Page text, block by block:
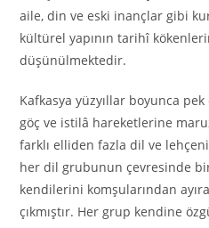
aile, din ve eski inançlar gibi
kültürel yapının tarihî
düşünülmektedir.
Kafkasya yüzyıllar boyunca
göç ve istilâ hareketlerine
farklı elliden fazla dil ve
her dil grubunun çevresinde
kendilerini komşularından
çıkmıştır. Her grup kendine